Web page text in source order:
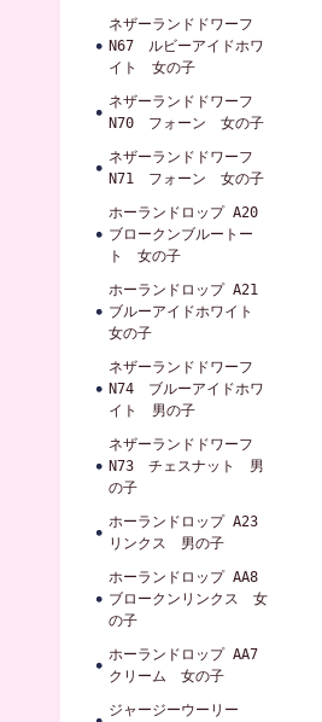
ネザーランドドワーフ
N67 ルビーアイドホワ
イト 女の子
ネザーランドドワーフ
N70 フォーン 女の子
ネザーランドドワーフ
N71 フォーン 女の子
ホーランドロップ A20
ブロークンブルートー
ト 女の子
ホーランドロップ A21
ブルーアイドホワイト
女の子
ネザーランドドワーフ
N74 ブルーアイドホワ
イト 男の子
ネザーランドドワーフ
N73 チェスナット 男
の子
ホーランドロップ A23
リンクス 男の子
ホーランドロップ AA8
ブロークンリンクス 女
の子
ホーランドロップ AA7
クリーム 女の子
ジャージーウーリー